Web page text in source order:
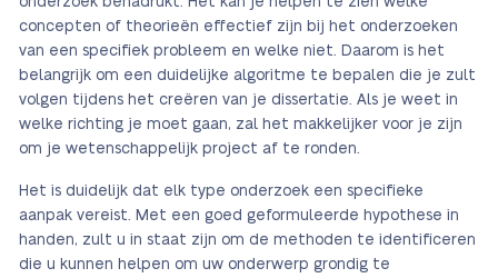
concepten of theorieën effectief zijn bij het onderzoeken
van een specifiek probleem en welke niet. Daarom is het
belangrijk om een duidelijke algoritme te bepalen die je zult
volgen tijdens het creëren van je dissertatie. Als je weet in
welke richting je moet gaan, zal het makkelijker voor je zijn
om je wetenschappelijk project af te ronden.
Het is duidelijk dat elk type onderzoek een specifieke
aanpak vereist. Met een goed geformuleerde hypothese in
handen, zult u in staat zijn om de methoden te identificeren
die u kunnen helpen om uw onderwerp grondig te